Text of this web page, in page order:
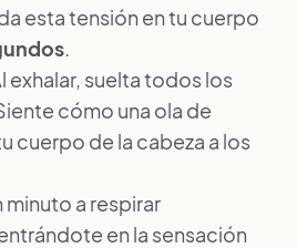
esta tensión en tu cuerpo
.
exhalar, suelta todos los
cómo una ola de
cuerpo de la cabeza a los
minuto a respirar
en la sensación